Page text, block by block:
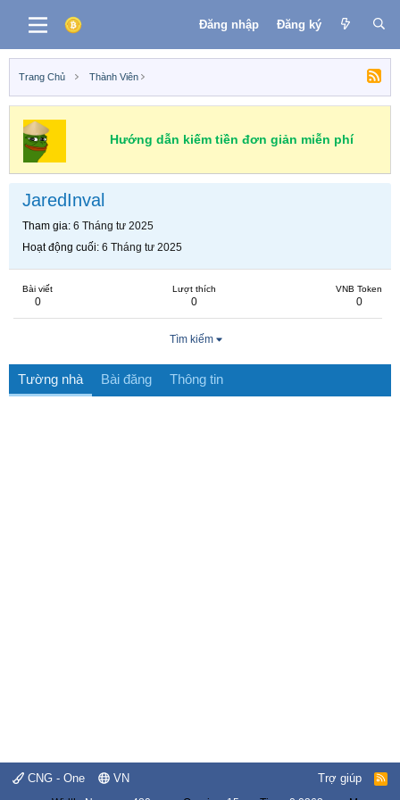
Đăng nhập Đăng ký
Trang Chủ Thành Viên
Hướng dẫn kiếm tiền đơn giản miễn phí
JaredInval
Tham gia 6 Tháng tư 2025
Hoạt động cuối 6 Tháng tư 2025
Bài viết
0
Lượt thích
0
VNB Token
0
Tìm kiếm
Tường nhà Bài đăng Thông tin
CNG - One VN Trợ giúp
R